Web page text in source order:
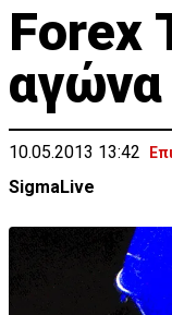
Forex
αγώνα
10.05.2013 13:42
SigmaLive